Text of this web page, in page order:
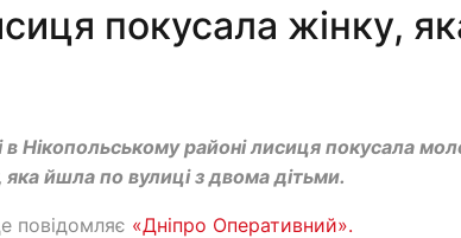
покусала жінку,
в Нікопольському районі лисиця покусала
яка йшла по вулиці з двома дітьми.
повідомляє «Дніпро Оперативний».